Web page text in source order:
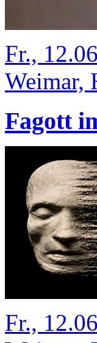
Fr.,
Weimar,
Fagott
Fr.,